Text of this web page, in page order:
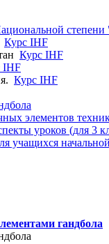
Курс IHF
Курс IHF
IHF
Курс IHF
элементов
уроков (для 3
учащихся
гандбола